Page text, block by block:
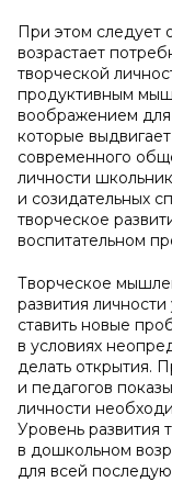
При этом следует
возрастает
творческой
продуктивным
воображением
которые
современного
личности
и созидательных
творческое
воспитательном
Творческое
развития
ставить новые
в условиях
делать открытия.
и педагогов
личности
Уровень развития
в дошкольном
для всей